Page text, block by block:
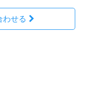
わせる